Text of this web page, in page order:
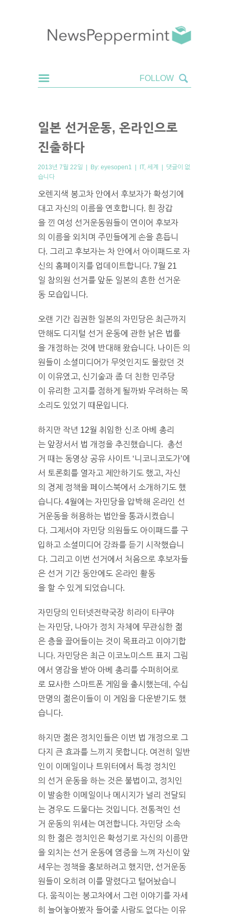
일본 선거운동, 온라인으로
진출하다
2013년 7월 22일 | By: eyesopen1 | IT, 세계 | 댓글이 없
습니다
오렌지색 봉고차 안에서 후보자가 확성기에
대고 자신의 이름을 연호합니다. 흰 장갑
을 낀 여성 선거운동원들이 연이어 후보자
의 이름을 외치며 주민들에게 손을 흔듭니
다. 그리고 후보자는 차 안에서 아이패드로 자
신의 홈페이지를 업데이트합니다. 7월 21
일 참의원 선거를 앞둔 일본의 흔한 선거운
동 모습입니다.
오랜 기간 집권한 일본의 자민당은 최근까지
만해도 디지털 선거 운동에 관한 낡은 법률
을 개정하는 것에 반대해 왔습니다. 나이든 의
원들이 소셜미디어가 무엇인지도 몰랐던 것
이 이유였고, 신기술과 좀 더 친한 민주당
이 유리한 고지를 점하게 될까봐 우려하는 목
소리도 있었기 때문입니다.
하지만 작년 12월 취임한 신조 아베 총리
는 앞장서서 법 개정을 추진했습니다. 총선
거 때는 동영상 공유 사이트 ‘니코니코도가’에
서 토론회를 열자고 제안하기도 했고, 자신
의 경제 정책을 페이스북에서 소개하기도 했
습니다. 4월에는 자민당을 압박해 온라인 선
거운동을 허용하는 법안을 통과시켰습니
다. 그제서야 자민당 의원들도 아이패드를 구
입하고 소셜미디어 강좌를 듣기 시작했습니
다. 그리고 이번 선거에서 처음으로 후보자들
은 선거 기간 동안에도 온라인 활동
을 할 수 있게 되었습니다.
자민당의 인터넷전략국장 히라이 타쿠야
는 자민당, 나아가 정치 자체에 무관심한 젊
은 층을 끌어들이는 것이 목표라고 이야기합
니다. 자민당은 최근 이코노미스트 표지 그림
에서 영감을 받아 아베 총리를 수퍼히어로
로 묘사한 스마트폰 게임을 출시했는데, 수십
만명의 젊은이들이 이 게임을 다운받기도 했
습니다.
하지만 젊은 정치인들은 이번 법 개정으로 그
다지 큰 효과를 느끼지 못합니다. 여전히 일반
인이 이메일이나 트위터에서 특정 정치인
의 선거 운동을 하는 것은 불법이고, 정치인
이 발송한 이메일이나 메시지가 널리 전달되
는 경우도 드물다는 것입니다. 전통적인 선
거 운동의 위세는 여전합니다. 자민당 소속
의 한 젊은 정치인은 확성기로 자신의 이름만
을 외치는 선거 운동에 염증을 느껴 자신이 앞
세우는 정책을 홍보하려고 했지만, 선거운동
원들이 오히려 이를 말렸다고 털어놨습니
다. 움직이는 봉고차에서 그런 이야기를 자세
히 늘어놓아봤자 들어줄 사람도 없다는 이유